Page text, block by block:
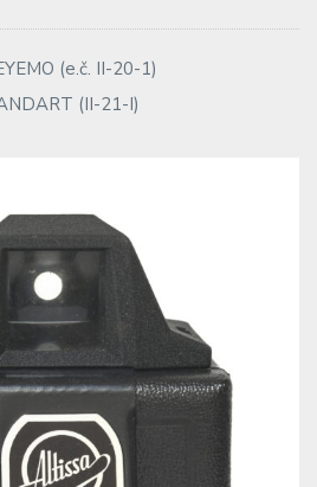
(e.č. II-20-1)
(II-21-I)